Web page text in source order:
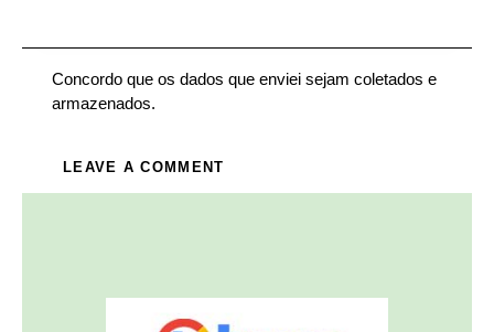
Concordo que os dados que enviei sejam coletados e
armazenados.